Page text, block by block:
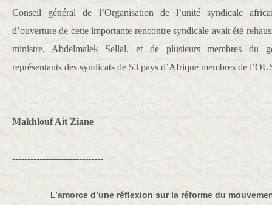
Conseil général de l’Organisation de l’unité syndicale
d’ouverture de cette importante rencontre syndicale avait été
ministre, Abdelmalek Sellal, et de plusieurs membres du
représentants des syndicats de 53 pays d’Afrique membres de
Makhlouf Ait Ziane
------------------------------
L’amorce d’une réflexion sur la réforme du